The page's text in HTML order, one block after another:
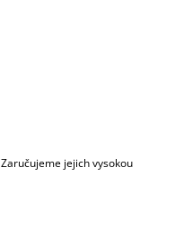
Zaručujeme jejich vysokou